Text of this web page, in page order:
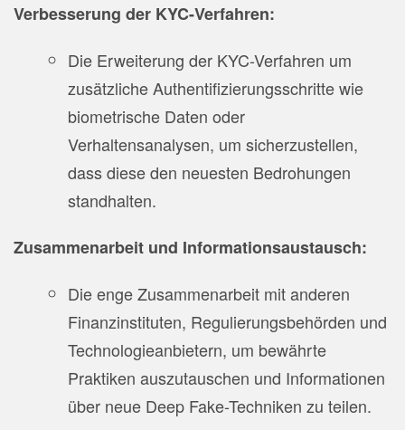
Verbesserung der KYC-Verfahren:
Die Erweiterung der KYC-Verfahren um
zusätzliche Authentifizierungsschritte wie
biometrische Daten oder
Verhaltensanalysen, um sicherzustellen,
dass diese den neuesten Bedrohungen
standhalten.
Zusammenarbeit und Informationsaustausch:
Die enge Zusammenarbeit mit anderen
Finanzinstituten, Regulierungsbehörden und
Technologieanbietern, um bewährte
Praktiken auszutauschen und Informationen
über neue Deep Fake-Techniken zu teilen.